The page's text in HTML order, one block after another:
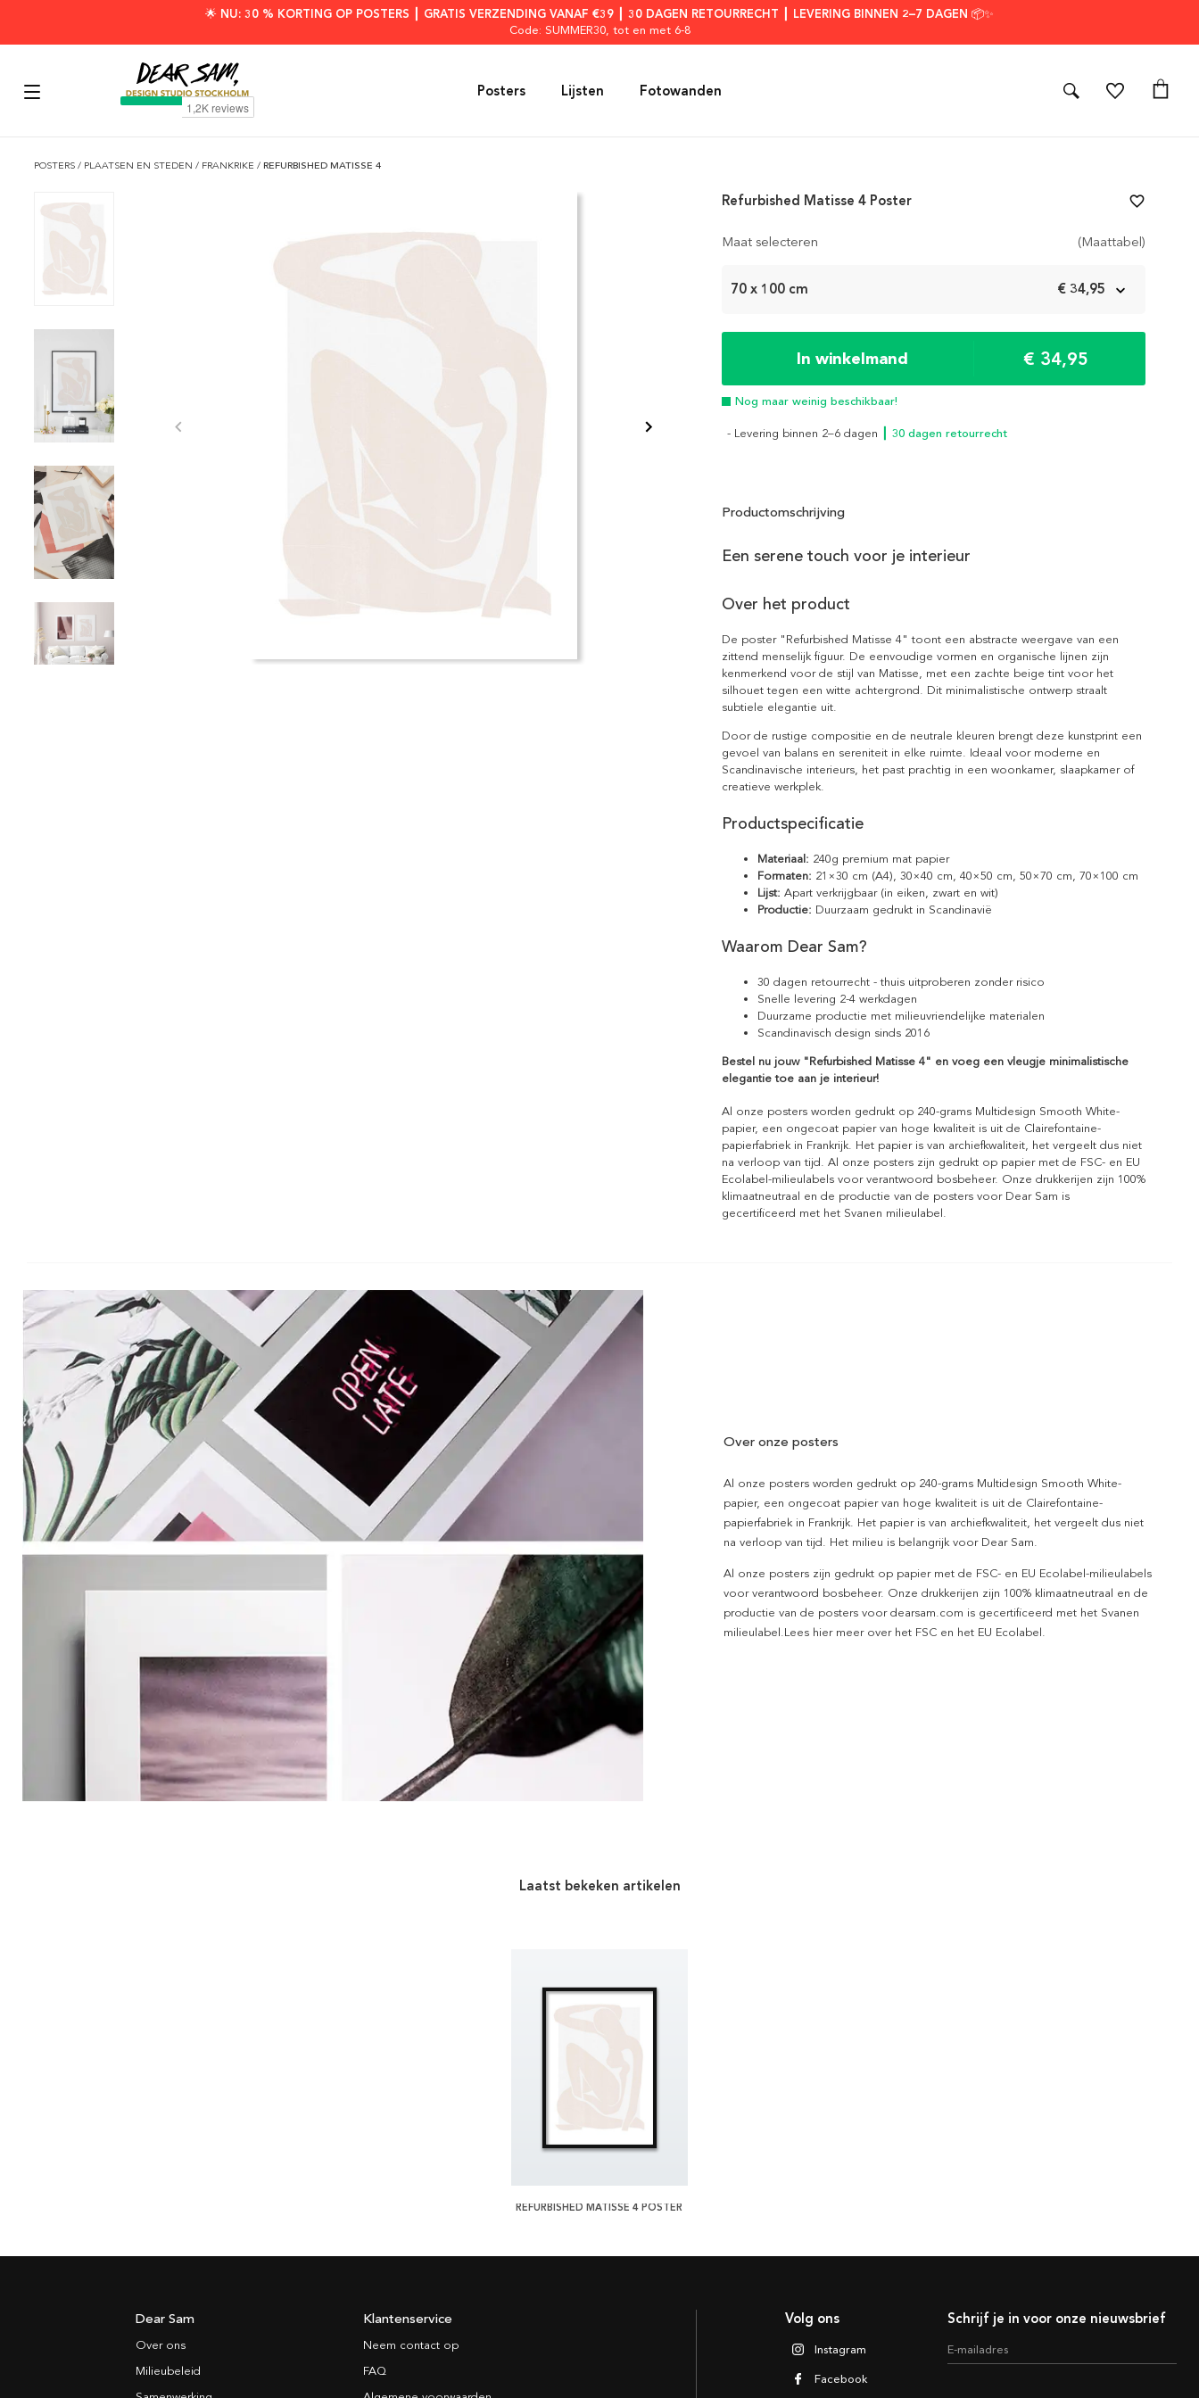
🌟 NU: 30 % KORTING OP POSTERS ┃ GRATIS VERZENDING VANAF €39 ┃ 30 DAGEN RETOURRECHT ┃ LEVERING BINNEN 2–7 DAGEN 📦✨
Code: SUMMER30, tot en met 6-8
Posters Lijsten Fotowanden
POSTERS / PLAATSEN EN STEDEN / FRANKRIKE / REFURBISHED MATISSE 4
Maat selecteren (Maattabel)
70 x 100 cm € 34,95
In winkelmand € 34,95
Nog maar weinig beschikbaar!
- Levering binnen 2–6 dagen ┃ 30 dagen retourrecht
Refurbished Matisse 4 Poster favorite_border
Productomschrijving
Een serene touch voor je interieur
Over het product
De poster "Refurbished Matisse 4" toont een abstracte weergave van een
zittend menselijk figuur. De eenvoudige vormen en organische lijnen zijn
kenmerkend voor de stijl van Matisse, met een zachte beige tint voor het
silhouet tegen een witte achtergrond. Dit minimalistische ontwerp straalt
subtiele elegantie uit.
Door de rustige compositie en de neutrale kleuren brengt deze kunstprint een
gevoel van balans en sereniteit in elke ruimte. Ideaal voor moderne en
Scandinavische interieurs, het past prachtig in een woonkamer, slaapkamer of
creatieve werkplek.
Productspecificatie
Materiaal: 240g premium mat papier
Formaten: 21×30 cm (A4), 30×40 cm, 40×50 cm, 50×70 cm, 70×100 cm
Lijst: Apart verkrijgbaar (in eiken, zwart en wit)
Productie: Duurzaam gedrukt in Scandinavië
Waarom Dear Sam?
30 dagen retourrecht - thuis uitproberen zonder risico
Snelle levering 2-4 werkdagen
Duurzame productie met milieuvriendelijke materialen
Scandinavisch design sinds 2016
Bestel nu jouw "Refurbished Matisse 4" en voeg een vleugje minimalistische
elegantie toe aan je interieur!
Al onze posters worden gedrukt op 240-grams Multidesign Smooth White-
papier, een ongecoat papier van hoge kwaliteit is uit de Clairefontaine-
papierfabriek in Frankrijk. Het papier is van archiefkwaliteit, het vergeelt dus niet
na verloop van tijd. Al onze posters zijn gedrukt op papier met de FSC- en EU
Ecolabel-milieulabels voor verantwoord bosbeheer. Onze drukkerijen zijn 100%
klimaatneutraal en de productie van de posters voor Dear Sam is
gecertificeerd met het Svanen milieulabel.
Over onze posters
Al onze posters worden gedrukt op 240-grams Multidesign Smooth White-
papier, een ongecoat papier van hoge kwaliteit is uit de Clairefontaine-
papierfabriek in Frankrijk. Het papier is van archiefkwaliteit, het vergeelt dus niet
na verloop van tijd. Het milieu is belangrijk voor Dear Sam.
Al onze posters zijn gedrukt op papier met de FSC- en EU Ecolabel-milieulabels
voor verantwoord bosbeheer. Onze drukkerijen zijn 100% klimaatneutraal en de
productie van de posters voor dearsam.com is gecertificeerd met het Svanen
milieulabel.Lees hier meer over het FSC en het EU Ecolabel.
Laatst bekeken artikelen
REFURBISHED MATISSE 4 POSTER
Schrijf je in voor onze nieuwsbrief
E-mailadres
Volg ons
Instagram
Facebook
Dear Sam
Over ons
Milieubeleid
Klantenservice
Neem contact op
FAQ